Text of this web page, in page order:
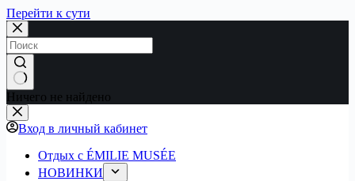
Перейти к сути
Ничего не найдено
Вход в личный кабинет
Отдых с ÉMILIE MUSÉE
НОВИНКИ